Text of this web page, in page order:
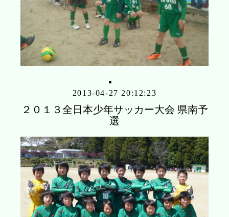
2013-04-27 20:12:23
２０１３全日本少年サッカー大会 県南予
選